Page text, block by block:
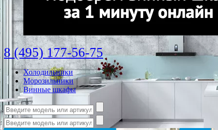
8 (495) 177-56-75
Холодильники
Морозильники
Винные шкафы